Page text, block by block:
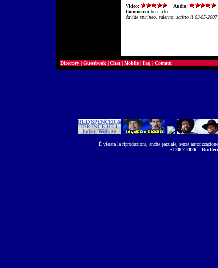
Video:
Audio:
Commento: ben fatto
davide spirineo, salerno, scritto il 03-05-2007
Directory | Guestbook | Chat | Mobile| Faq | Contatti
È vietata la riproduzione, anche parziale, senza
© 2002-2026